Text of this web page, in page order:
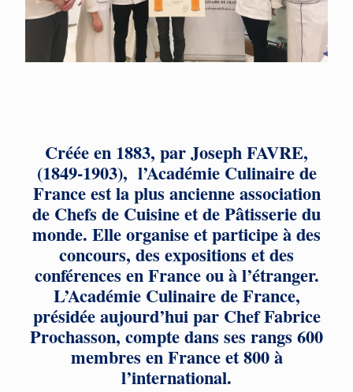
Créée en 1883, par Joseph FAVRE,
(1849-1903), l’Académie Culinaire de
France est la plus ancienne association
de Chefs de Cuisine et de Pâtisserie du
monde. Elle organise et participe à des
concours, des expositions et des
conférences en France ou à l’étranger.
L’Académie Culinaire de France,
présidée aujourd’hui par Chef Fabrice
Prochasson, compte dans ses rangs 600
membres en France et 800 à
l’international.